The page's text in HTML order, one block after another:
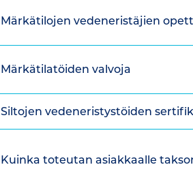
Märkätilojen vedeneristäjien
Märkätilatöiden valvoja
Siltojen vedeneristystöiden
Kuinka toteutan asiakkaalle